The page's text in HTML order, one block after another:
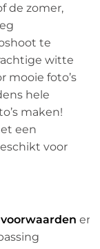
de zomer,
te
witte
mooie foto’s
hele
maken!
een
voor
en